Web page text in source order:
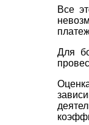
Все
Для